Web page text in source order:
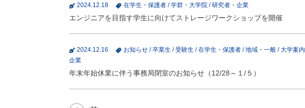
2024.12.18 在学生・保護者 /学群・大学院 /研究者・企業
エンジニアを目指す学生に向けてストレージワークショップを開催
2024.12.16 お知らせ /卒業生 /受験生 /在学生・保護者 /地域・一般 /大学案内
企業
年末年始休業に伴う事務局閉室のお知らせ（12/28～１/５）